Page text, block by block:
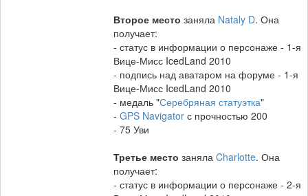
Второе место заняла Nataly D. Она
получает:
- статус в информации о персонаже - 1-я
Вице-Мисс IcedLand 2010
- подпись над аватаром на форуме - 1-я
Вице-Мисс IcedLand 2010
- медаль "Серебряная статуэтка"
- GPS Navigator с прочностью 200
- 75 Уви
Третье место заняла Charlotte. Она
получает:
- статус в информации о персонаже - 2-я